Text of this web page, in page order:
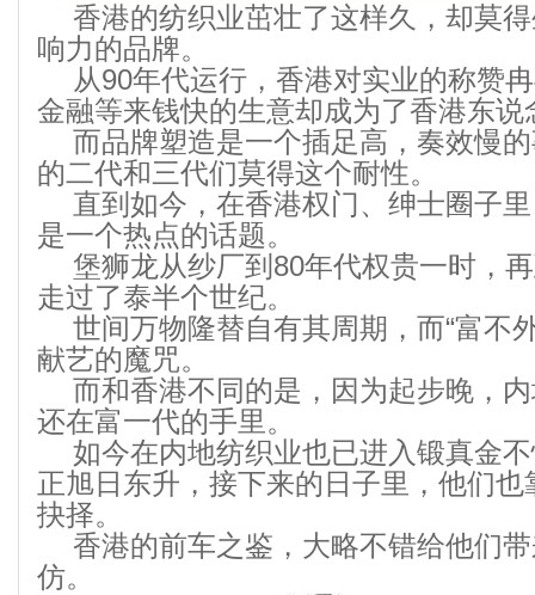
香港的纺织业茁壮了这样久，却莫
响力的品牌。
从90年代运行，香港对实业的称赞
金融等来钱快的生意却成为了香港东
而品牌塑造是一个插足高，奏效慢
的二代和三代们莫得这个耐性。
直到如今，在香港权门、绅士圈子
是一个热点的话题。
堡狮龙从纱厂到80年代权贵一时，
走过了泰半个世纪。
世间万物隆替自有其周期，而“富不
献艺的魔咒。
而和香港不同的是，因为起步晚，
还在富一代的手里。
如今在内地纺织业也已进入锻真金
正旭日东升，接下来的日子里，他们
抉择。
香港的前车之鉴，大略不错给他们
仿。